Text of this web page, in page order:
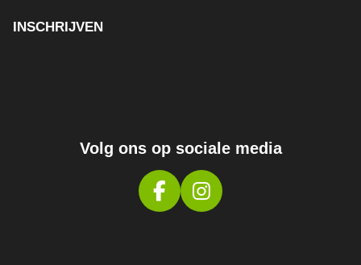
INSCHRIJVEN
Volg ons op sociale media
F
I